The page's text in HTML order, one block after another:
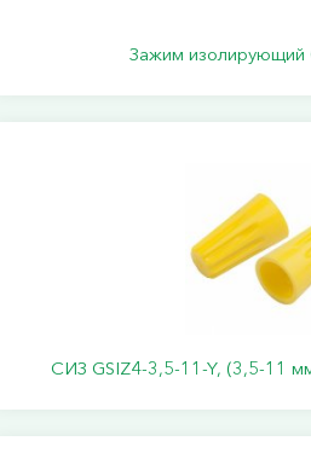
Зажим
СИЗ GSIZ4-3,5-11-Y, (3,5-11